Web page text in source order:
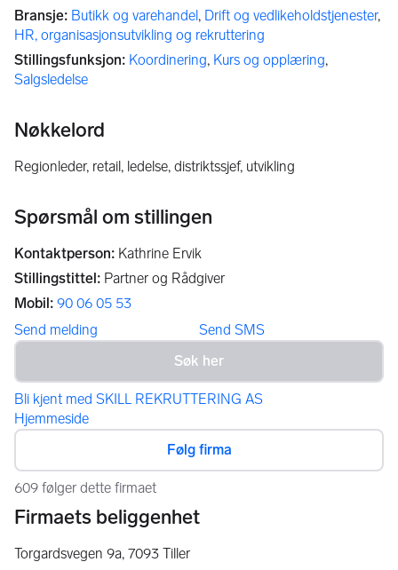
Bransje: Butikk og varehandel, Drift og vedlikeholdstjenester,
HR, organisasjonsutvikling og rekruttering
Stillingsfunksjon: Koordinering, Kurs og opplæring,
Salgsledelse
Nøkkelord
regionleder, retail, ledelse, distriktssjef, utvikling
Spørsmål om stillingen
Kontaktperson: Kathrine Ervik
Stillingstittel: Partner og Rådgiver
Mobil: 90 06 05 53
Send melding
Send SMS
Bli kjent med SKILL REKRUTTERING AS
Hjemmeside
Følg firma
609 følger dette firmaet
Firmaets beliggenhet
Torgardsvegen 9a, 7093 Tiller